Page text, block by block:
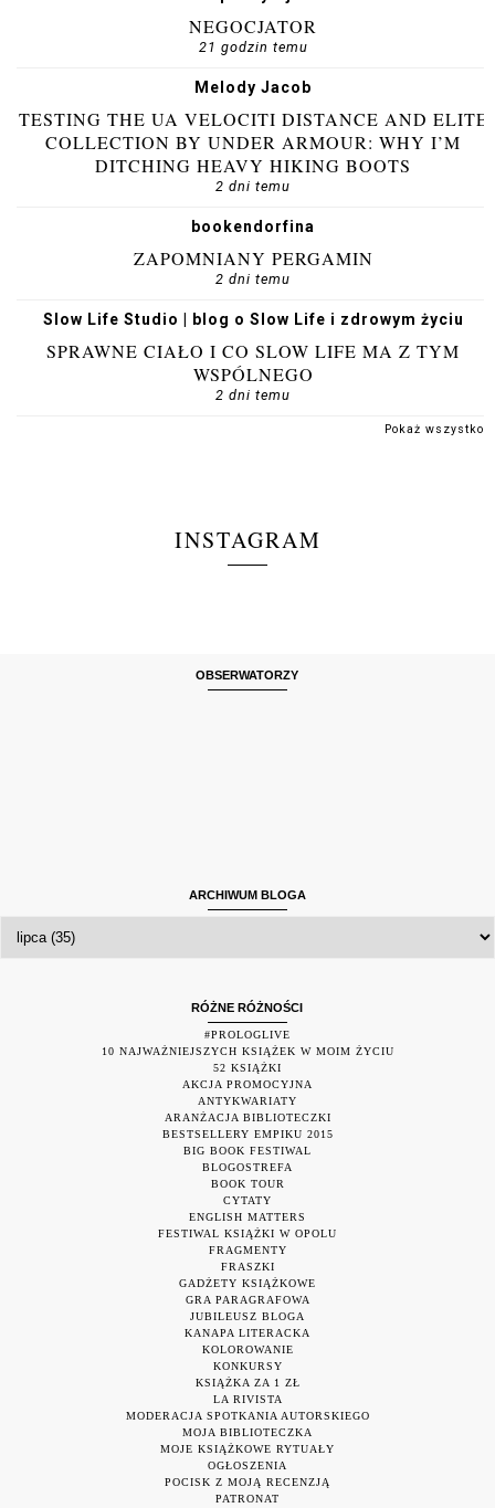
NEGOCJATOR
21 godzin temu
Melody Jacob
TESTING THE UA VELOCITI DISTANCE AND ELITE
COLLECTION BY UNDER ARMOUR: WHY I’M
DITCHING HEAVY HIKING BOOTS
2 dni temu
bookendorfina
ZAPOMNIANY PERGAMIN
2 dni temu
Slow Life Studio | blog o Slow Life i zdrowym życiu
SPRAWNE CIAŁO I CO SLOW LIFE MA Z TYM
WSPÓLNEGO
2 dni temu
Pokaż wszystko
INSTAGRAM
OBSERWATORZY
ARCHIWUM BLOGA
RÓŻNE RÓŻNOŚCI
#PROLOGLIVE
10 NAJWAŻNIEJSZYCH KSIĄŻEK W MOIM ŻYCIU
52 KSIĄŻKI
AKCJA PROMOCYJNA
ANTYKWARIATY
ARANŻACJA BIBLIOTECZKI
BESTSELLERY EMPIKU 2015
BIG BOOK FESTIWAL
BLOGOSTREFA
BOOK TOUR
CYTATY
ENGLISH MATTERS
FESTIWAL KSIĄŻKI W OPOLU
FRAGMENTY
FRASZKI
GADŻETY KSIĄŻKOWE
GRA PARAGRAFOWA
JUBILEUSZ BLOGA
KANAPA LITERACKA
KOLOROWANIE
KONKURSY
KSIĄŻKA ZA 1 ZŁ
LA RIVISTA
MODERACJA SPOTKANIA AUTORSKIEGO
MOJA BIBLIOTECZKA
MOJE KSIĄŻKOWE RYTUAŁY
OGŁOSZENIA
POCISK Z MOJĄ RECENZJĄ
PATRONAT